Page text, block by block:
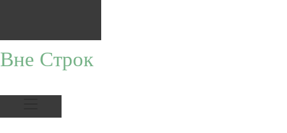
Вне Строк